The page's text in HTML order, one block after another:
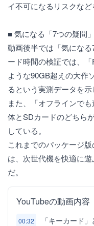
イ不可になるリスクなど
■ 気になる「7つの疑問
動画後半では「気にな
ード時間の検証では、
ような90GB超えの大作
るという実測データを示
また、「オフラインで
体とSDカードのどちら
している。
これまでのパッケージ
は、次世代機を快適に
だ。
YouTubeの動画内容
00:32 「キーカード